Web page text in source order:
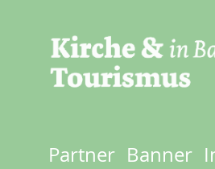
Partner Banner